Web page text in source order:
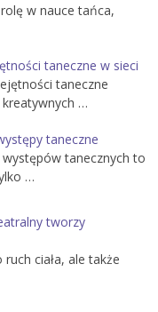
w nauce tańca,
taneczne w sieci
taneczne
…
taneczne
tanecznych to
…
tworzy
ciała, ale także